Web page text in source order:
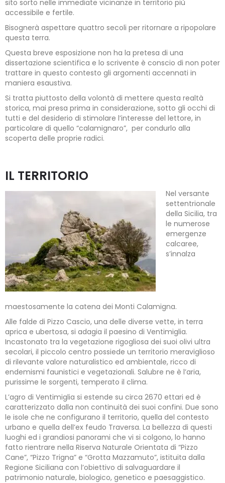
sito sorto nelle immediate vicinanze in territorio più
accessibile e fertile.
Bisognerà aspettare quattro secoli per ritornare a ripopolare
questa terra.
Questa breve esposizione non ha la pretesa di una
dissertazione scientifica e lo scrivente è conscio di non poter
trattare in questo contesto gli argomenti accennati in
maniera esaustiva.
Si tratta piuttosto della volontà di mettere questa realtà
storica, mai presa prima in considerazione, sotto gli occhi di
tutti e del desiderio di stimolare l’interesse del lettore, in
particolare di quello “calamignaro”, per condurlo alla
scoperta delle proprie radici.
IL TERRITORIO
Nel versante
settentrionale
della Sicilia, tra
le numerose
emergenze
calcaree,
s’innalza
maestosamente la catena dei Monti Calamigna.
Alle falde di Pizzo Cascio, una delle diverse vette, in terra
aprica e ubertosa, si adagia il paesino di Ventimiglia.
Incastonato tra la vegetazione rigogliosa dei suoi olivi ultra
secolari, il piccolo centro possiede un territorio meraviglioso
di rilevante valore naturalistico ed ambientale, ricco di
endemismi faunistici e vegetazionali. Salubre ne è l’aria,
purissime le sorgenti, temperato il clima.
L’agro di Ventimiglia si estende su circa 2670 ettari ed è
caratterizzato dalla non continuità dei suoi confini. Due sono
le isole che ne configurano il territorio, quella del contesto
urbano e quella dell’ex feudo Traversa. La bellezza di questi
luoghi ed i grandiosi panorami che vi si colgono, lo hanno
fatto rientrare nella Riserva Naturale Orientata di “Pizzo
Cane”, “Pizzo Trigna” e “Grotta Mazzamuto”, istituita dalla
Regione Siciliana con l’obiettivo di salvaguardare il
patrimonio naturale, biologico, genetico e paesaggistico.